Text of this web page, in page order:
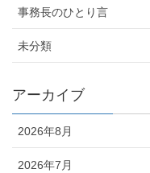
事務長のひとり言
未分類
アーカイブ
2026年8月
2026年7月